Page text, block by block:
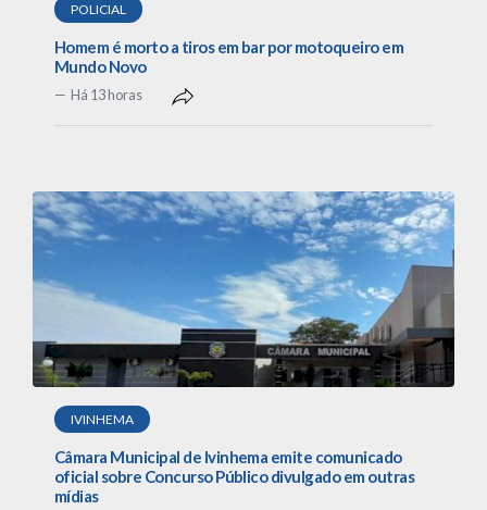
POLICIAL
Homem é morto a tiros em bar por motoqueiro em
Mundo Novo
Há 13 horas
IVINHEMA
Câmara Municipal de Ivinhema emite comunicado
oficial sobre Concurso Público divulgado em outras
mídias